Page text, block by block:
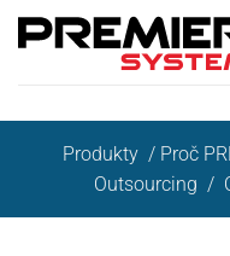
Přeskočit
na
Produkty / Proč
Outsourcing /